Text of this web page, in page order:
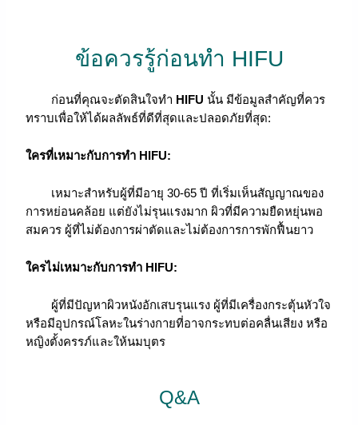
ข้อควรรู้ก่อนทำ HIFU
ก่อนที่คุณจะตัดสินใจทำ HIFU นั้น มีข้อมูลสำคัญที่ควร
ทราบเพื่อให้ได้ผลลัพธ์ที่ดีที่สุดและปลอดภัยที่สุด:
ใครที่เหมาะกับการทำ HIFU:
เหมาะสำหรับผู้ที่มีอายุ 30-65 ปี ที่เริ่มเห็นสัญญาณของ
การหย่อนคล้อย แต่ยังไม่รุนแรงมาก ผิวที่มีความยืดหยุ่นพอ
สมควร ผู้ที่ไม่ต้องการผ่าตัดและไม่ต้องการการพักฟื้นยาว
ใครไม่เหมาะกับการทำ HIFU:
ผู้ที่มีปัญหาผิวหนังอักเสบรุนแรง ผู้ที่มีเครื่องกระตุ้นหัวใจ
หรือมีอุปกรณ์โลหะในร่างกายที่อาจกระทบต่อคลื่นเสียง หรือ
หญิงตั้งครรภ์และให้นมบุตร
Q&A